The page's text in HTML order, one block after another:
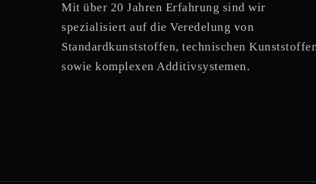
Mit über 20 Jahren Erfahrung sind wir
spezialisiert auf die Veredelung von
Standardkunststoffen, technischen
sowie komplexen Additivsystemen.